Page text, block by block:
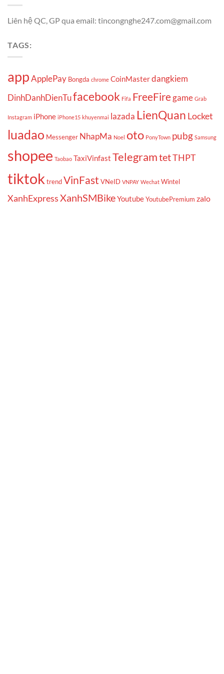
Liên hệ QC, GP qua email: tincongnghe247.com@gmail.com
TAGS:
appApplePay Bongda chrome CoinMasterdangkiem
DinhDanhDienTufacebook Fifa FreeFiregame Grab
Instagram iPhone iPhone15 khuyenmai lazada LienQuan Locket
luadao Messenger NhapMa Noel oto PonyTown pubg Samsung
shopee Taobao TaxiVinfast TelegramtetTHPT
tiktok trendVinFast VNeID VNPAY Wechat Wintel
XanhExpressXanhSMBikeYoutubeYoutubePremium zalo